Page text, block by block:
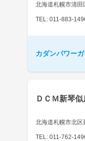
北海道札幌市清田
TEL: 011-883-
カダンパワー
ＤＣＭ新琴似
北海道札幌市北区
TEL: 011-762-